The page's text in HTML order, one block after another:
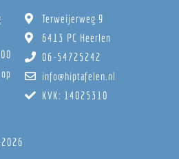
Terweijerweg 9
6413 PC Heerlen
06-54725242
info@hiptafelen.nl
KVK: 14025310